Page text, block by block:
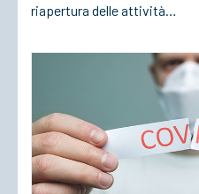
riapertura delle attività…